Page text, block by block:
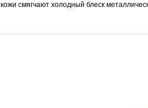
кожи смягчают холодный блеск